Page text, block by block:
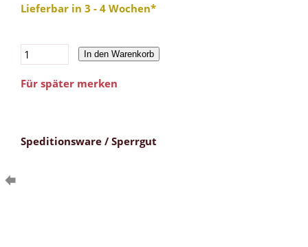
Lieferbar in 3 - 4 Wochen*
In den Warenkorb
Für später merken
Speditionsware / Sperrgut